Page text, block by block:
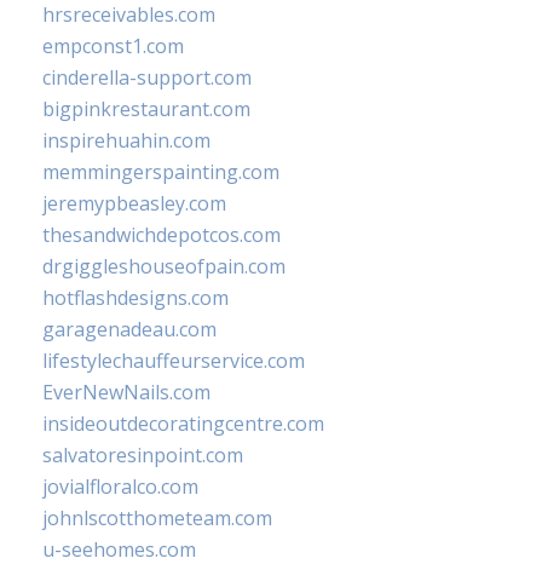
hrsreceivables.com
empconst1.com
cinderella-support.com
bigpinkrestaurant.com
inspirehuahin.com
memmingerspainting.com
jeremypbeasley.com
thesandwichdepotcos.com
drgiggleshouseofpain.com
hotflashdesigns.com
garagenadeau.com
lifestylechauffeurservice.com
EverNewNails.com
insideoutdecoratingcentre.com
salvatoresinpoint.com
jovialfloralco.com
johnlscotthometeam.com
u-seehomes.com